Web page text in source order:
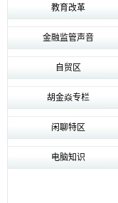
教育改革
金融监管声音
自贸区
胡金焱专栏
闲聊特区
电脑知识